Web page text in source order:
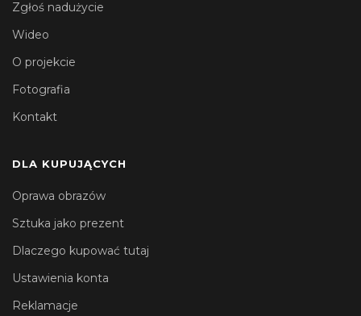
Zgłoś nadużycie
Wideo
O projekcie
Fotografia
Kontakt
DLA KUPUJĄCYCH
Oprawa obrazów
Sztuka jako prezent
Dlaczego kupować tutaj
Ustawienia konta
Reklamacje